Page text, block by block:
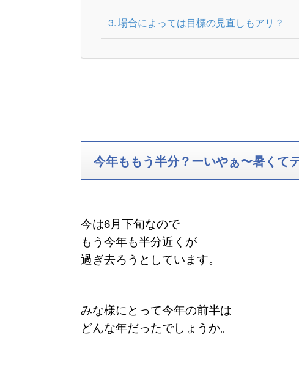
場合によっては目標の見直しもアリ？
今年ももう半分？ーいやぁ〜暑くて
今は6月下旬なので
もう今年も半分近くが
過ぎ去ろうとしています。
みな様にとって今年の前半は
どんな年だったでしょうか。